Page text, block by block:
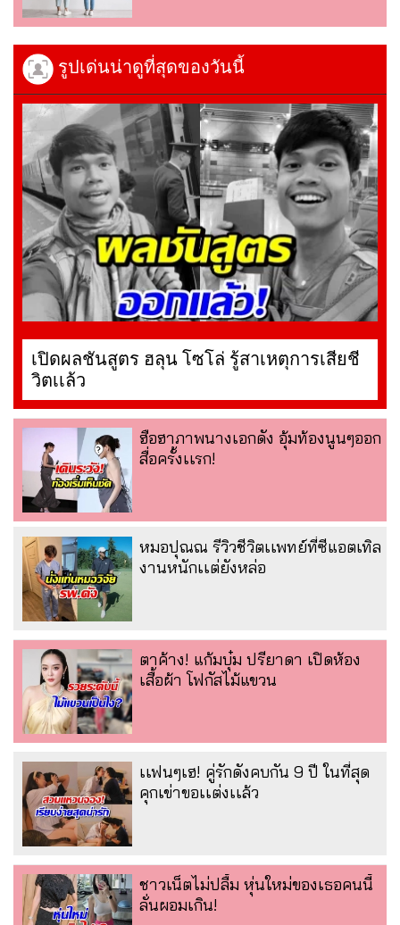
รูปเด่นน่าดูที่สุดของวันนี้
เปิดผลชันสูตร ฮลุน โซโล่ รู้สาเหตุการเสียชี
วิตเเล้ว
ฮือฮาภาพนางเอกดัง อุ้มท้องนูนๆออก
สื่อครั้งเเรก!
หมอปุณณ รีวิวชีวิตเเพทย์ที่ซีแอตเทิล
งานหนักเเต่ยังหล่อ
ตาค้าง! แก้มบุ๋ม ปรียาดา เปิดห้อง
เสื้อผ้า โฟกัสไม้แขวน
เเฟนๆเฮ! คู่รักดังคบกัน 9 ปี ในที่สุด
คุกเข่าขอเเต่งเเล้ว
ชาวเน็ตไม่ปลื้ม หุ่นใหม่ของเธอคนนี้
ลั่นผอมเกิน!